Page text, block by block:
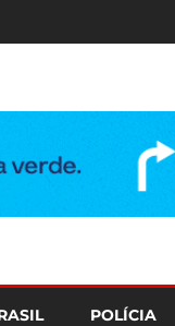
POLÍCIA